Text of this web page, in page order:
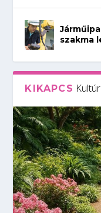
szakma
KIKAPCS